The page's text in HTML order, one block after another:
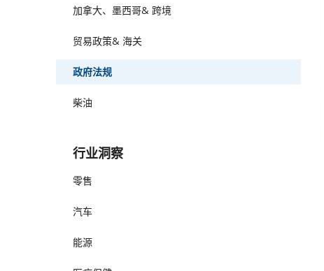
加拿大、墨西哥& 跨境
贸易政策& 海关
政府法规
柴油
行业洞察
零售
汽车
能源